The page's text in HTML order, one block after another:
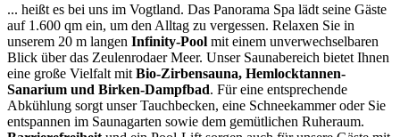
... heißt es bei uns im Vogtland. Das Panorama Spa lädt seine Gäste
auf 1.600 qm ein, um den Alltag zu vergessen. Relaxen Sie in
unserem 20 m langen Infinity-Pool mit einem unverwechselbaren
Blick über das Zeulenrodaer Meer. Unser Saunabereich bietet Ihnen
eine große Vielfalt mit Bio-Zirbensauna, Hemlocktannen-
Sanarium und Birken-Dampfbad. Für eine entsprechende
Abkühlung sorgt unser Tauchbecken, eine Schneekammer oder Sie
entspannen im Saunagarten sowie dem gemütlichen Ruheraum.